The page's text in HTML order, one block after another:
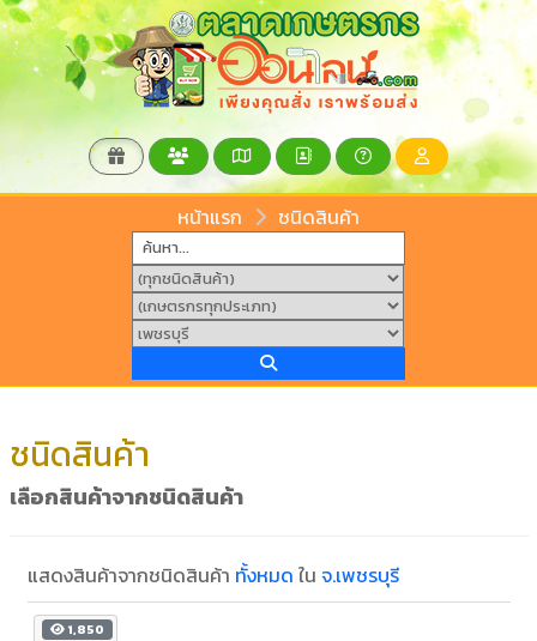
หน้าแรก ชนิดสินค้า
ชนิดสินค้า
เลือกสินค้าจากชนิดสินค้า
แสดงสินค้าจากชนิดสินค้า ทั้งหมด ใน จ.เพชรบุรี
1,850